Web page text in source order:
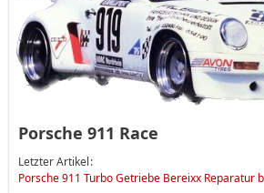
Porsche 911 Race
Letzter Artikel
Porsche 911 Turbo Getriebe Bereixx Reparatur